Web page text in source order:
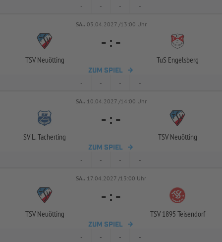
- - - -
SA.. 03.04.2027 /13:00 Uhr
TSV Neuötting
- : -
TuS Engelsberg
ZUM SPIEL
- - - -
SA.. 10.04.2027 /14:00 Uhr
SV L. Tacherting
- : -
TSV Neuötting
ZUM SPIEL
- - - -
SA.. 17.04.2027 /13:00 Uhr
TSV Neuötting
- : -
TSV 1895 Teisendorf
ZUM SPIEL
- - - -